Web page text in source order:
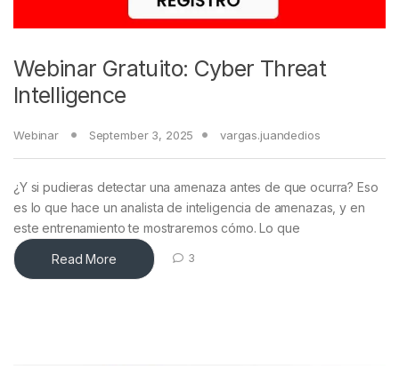
Webinar Gratuito: Cyber Threat
Intelligence
Webinar September 3, 2025 vargas.juandedios
¿Y si pudieras detectar una amenaza antes de que ocurra? Eso
es lo que hace un analista de inteligencia de amenazas, y en
este entrenamiento te mostraremos cómo. Lo que
Read More 3